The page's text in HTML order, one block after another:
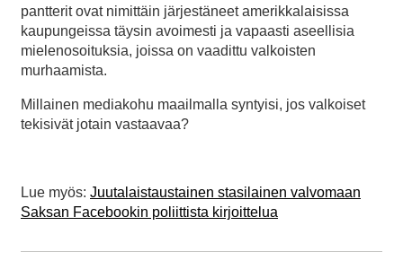
pantterit ovat nimittäin järjestäneet amerikkalaisissa
kaupungeissa täysin avoimesti ja vapaasti aseellisia
mielenosoituksia, joissa on vaadittu valkoisten
murhaamista.
Millainen mediakohu maailmalla syntyisi, jos valkoiset
tekisivät jotain vastaavaa?
Lue myös: Juutalaistaustainen stasilainen valvomaan
Saksan Facebookin poliittista kirjoittelua